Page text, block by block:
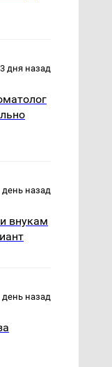
3 дня назад
день назад
внукам
день назад